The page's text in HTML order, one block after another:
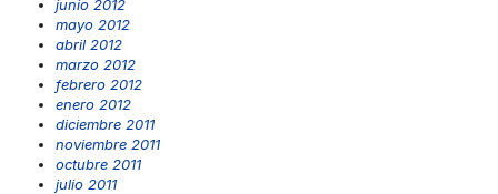
junio 2012
mayo 2012
abril 2012
marzo 2012
febrero 2012
enero 2012
diciembre 2011
noviembre 2011
octubre 2011
julio 2011